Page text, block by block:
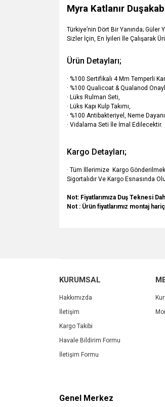
Myra Katlanır
Türkiye’nin Dört Bir Yanında; Güler
Sizler İçin, En İyileri İle Çalışarak
Ürün Detayları;
· %100 Sertifikalı 4 Mm Temperli
· %100 Qualicoat & Qualanod
· Lüks Rulman Seti,
· Lüks Kapı Kulp Takımı,
· %100 Antibakteriyel, Neme
· Vidalama Seti İle İmal Edilecektir.
Kargo Detayları;
· Tüm İllerimize Kargo
Sigortalıdır Ve Kargo Esnasında
Not: Fiyatlarımıza Duş Teknesi
Not : Ürün fiyatlarımız montaj
Ürün açıklamasında eksik
Ürün bilgilerinde hatalar
Ürün fiyatı diğer sitelerden
Bu ürüne benzer farklı
KURUMSAL
Hakkımızda
İletişim
Kargo Takibi
Havale Bildirim Formu
İletişim Formu
Genel Merkez